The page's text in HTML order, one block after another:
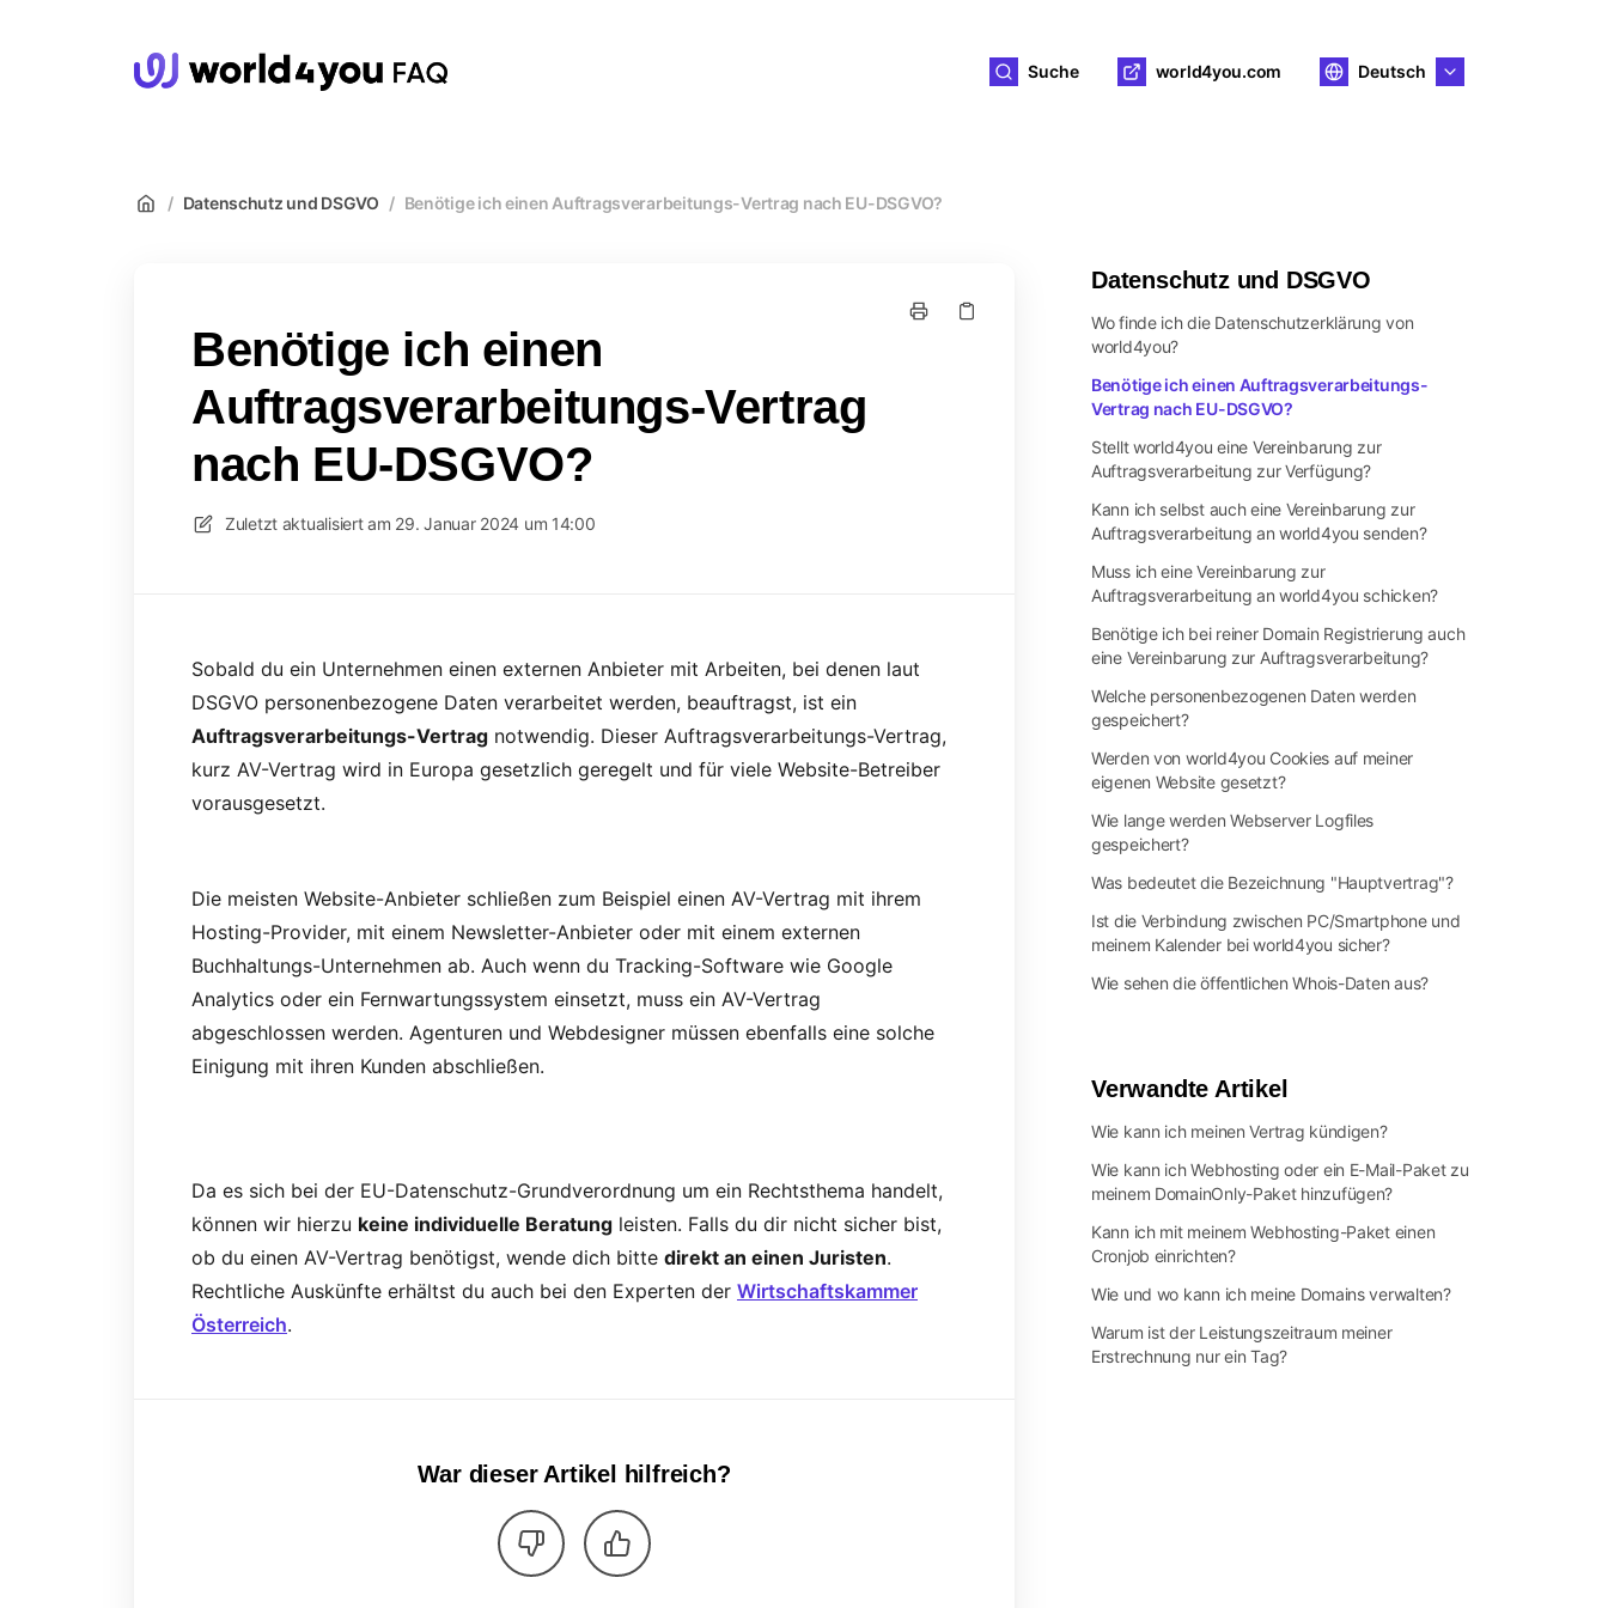
Suche world4you.com Deutsch
/ Datenschutz und DSGVO / Benötige ich einen Auftragsverarbeitungs-Vertrag nach EU-DSGVO?
Benötige ich einen
Auftragsverarbeitungs-Vertrag
nach EU-DSGVO?
Zuletzt aktualisiert am 29. Januar 2024 um 14:00
Sobald du ein Unternehmen einen externen Anbieter mit Arbeiten, bei denen laut
DSGVO personenbezogene Daten verarbeitet werden, beauftragst, ist ein
Auftragsverarbeitungs-Vertrag notwendig. Dieser Auftragsverarbeitungs-Vertrag,
kurz AV-Vertrag wird in Europa gesetzlich geregelt und für viele Website-Betreiber
vorausgesetzt.
Die meisten Website-Anbieter schließen zum Beispiel einen AV-Vertrag mit ihrem
Hosting-Provider, mit einem Newsletter-Anbieter oder mit einem externen
Buchhaltungs-Unternehmen ab. Auch wenn du Tracking-Software wie Google
Analytics oder ein Fernwartungssystem einsetzt, muss ein AV-Vertrag
abgeschlossen werden. Agenturen und Webdesigner müssen ebenfalls eine solche
Einigung mit ihren Kunden abschließen.
Da es sich bei der EU-Datenschutz-Grundverordnung um ein Rechtsthema handelt,
können wir hierzu keine individuelle Beratung leisten. Falls du dir nicht sicher bist,
ob du einen AV-Vertrag benötigst, wende dich bitte direkt an einen Juristen.
Rechtliche Auskünfte erhältst du auch bei den Experten der Wirtschaftskammer
Österreich.
War dieser Artikel hilfreich?
Datenschutz und DSGVO
Wo finde ich die Datenschutzerklärung von
world4you?
Benötige ich einen Auftragsverarbeitungs-
Vertrag nach EU-DSGVO?
Stellt world4you eine Vereinbarung zur
Auftragsverarbeitung zur Verfügung?
Kann ich selbst auch eine Vereinbarung zur
Auftragsverarbeitung an world4you senden?
Muss ich eine Vereinbarung zur
Auftragsverarbeitung an world4you schicken?
Benötige ich bei reiner Domain Registrierung auch
eine Vereinbarung zur Auftragsverarbeitung?
Welche personenbezogenen Daten werden
gespeichert?
Werden von world4you Cookies auf meiner
eigenen Website gesetzt?
Wie lange werden Webserver Logfiles
gespeichert?
Was bedeutet die Bezeichnung "Hauptvertrag"?
Ist die Verbindung zwischen PC/Smartphone und
meinem Kalender bei world4you sicher?
Wie sehen die öffentlichen Whois-Daten aus?
Verwandte Artikel
Wie kann ich meinen Vertrag kündigen?
Wie kann ich Webhosting oder ein E-Mail-Paket zu
meinem DomainOnly-Paket hinzufügen?
Kann ich mit meinem Webhosting-Paket einen
Cronjob einrichten?
Wie und wo kann ich meine Domains verwalten?
Warum ist der Leistungszeitraum meiner
Erstrechnung nur ein Tag?